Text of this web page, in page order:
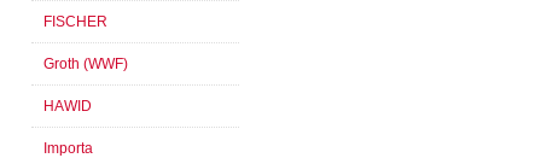
FISCHER
Groth (WWF)
HAWID
Importa